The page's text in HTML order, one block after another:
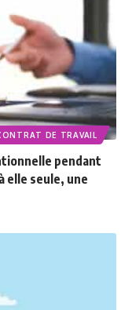
DE TRAVAIL
pendant
elle seule, une